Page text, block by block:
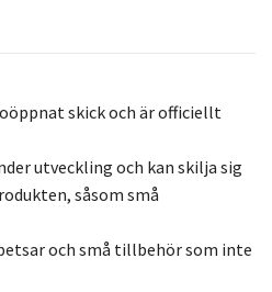
skick och är officiellt
utveckling och kan skilja sig
såsom små
och små tillbehör som inte